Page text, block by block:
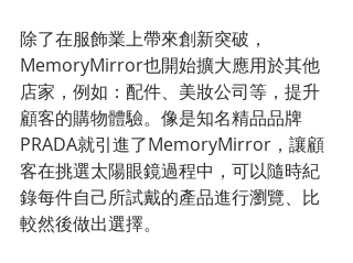
除了在服飾業上帶來創新突破，
MemoryMirror也開始擴大應用於其他
店家，例如：配件、美妝公司等，提升
顧客的購物體驗。像是知名精品品牌
PRADA就引進了MemoryMirror，讓顧
客在挑選太陽眼鏡過程中，可以隨時紀
錄每件自己所試戴的產品進行瀏覽、比
較然後做出選擇。